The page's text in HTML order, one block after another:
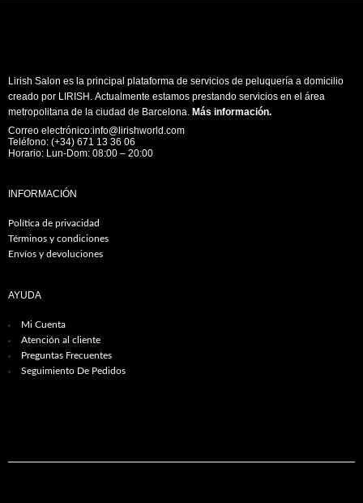
Lirish Salon es la principal plataforma de servicios de peluquería a domicilio
creado por LIRISH. Actualmente estamos prestando servicios en el área
metropolitana de la ciudad de Barcelona. Más información.
Correo electrónico:info@lirishworld.com
Teléfono: (+34) 671 13 36 06
Horario: Lun-Dom: 08:00 – 20:00
INFORMACIÓN
Política de privacidad
Términos y condiciones
Envíos y devoluciones
AYUDA
Mi Cuenta
Atención al cliente
Preguntas Frecuentes
Seguimiento De Pedidos